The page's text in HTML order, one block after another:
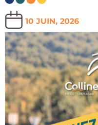
10 JUIN, 2026